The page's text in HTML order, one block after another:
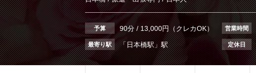
予算 90分 / 13,000円（クレカOK） 営業時間
最寄り駅 「日本橋駅」駅 定休日